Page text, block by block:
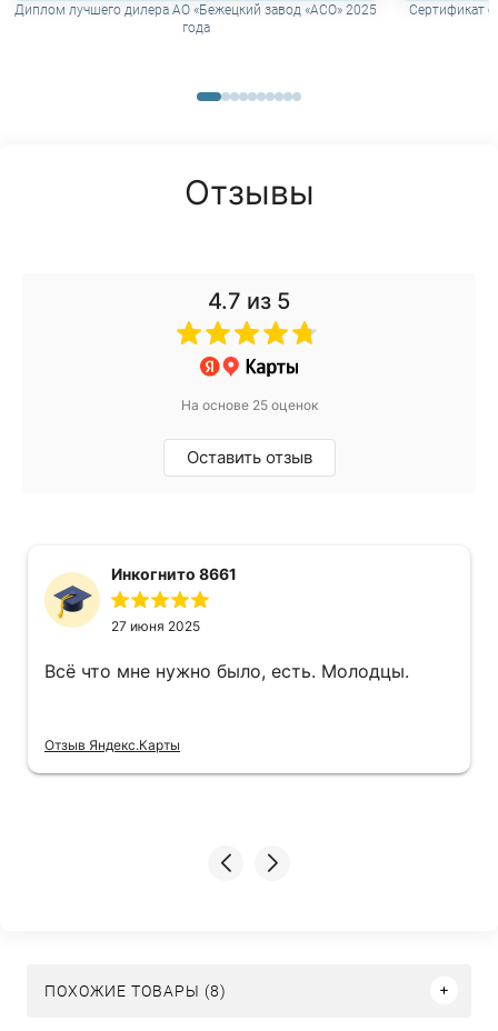
Диплом лучшего дилера АО «Бежецкий завод «АСО» 2025
года
Сертификат
Отзывы
4.7 из 5
На основе 25 оценок
Оставить отзыв
Инкогнито 8661
27 июня 2025
Всё что мне нужно было, есть. Молодцы.
Отзыв Яндекс.Карты
ПОХОЖИЕ ТОВАРЫ (8)